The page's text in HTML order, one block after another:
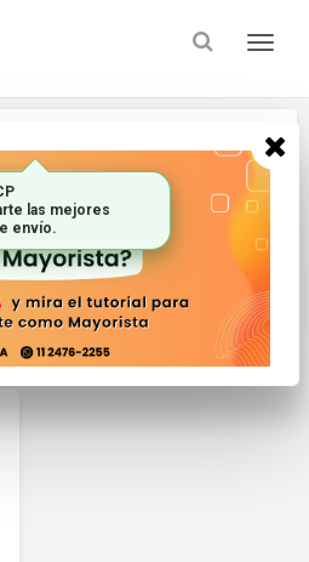
Climatizacion
ORDENAR
las mejores
envío.